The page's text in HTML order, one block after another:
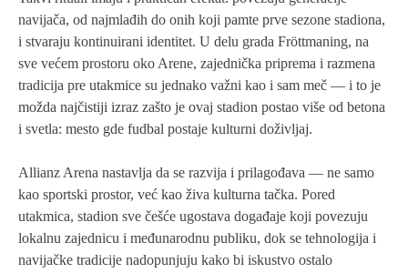
navijača, od najmlađih do onih koji pamte prve sezone stadiona,
i stvaraju kontinuirani identitet. U delu grada Fröttmaning, na
sve većem prostoru oko Arene, zajednička priprema i razmena
tradicija pre utakmice su jednako važni kao i sam meč — i to je
možda najčistiji izraz zašto je ovaj stadion postao više od betona
i svetla: mesto gde fudbal postaje kulturni doživljaj.
Allianz Arena nastavlja da se razvija i prilagođava — ne samo
kao sportski prostor, već kao živa kulturna tačka. Pored
utakmica, stadion sve češće ugostava događaje koji povezuju
lokalnu zajednicu i međunarodnu publiku, dok se tehnologija i
navijačke tradicije nadopunjuju kako bi iskustvo ostalo